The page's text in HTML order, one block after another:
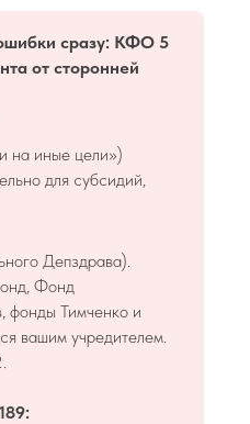
сразу: КФО 5
от сторонней
на иные цели»)
для субсидий,
Депздрава).
Фонд
фонды Тимченко и
вашим учредителем.